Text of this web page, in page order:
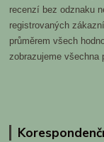
recenzí bez odznaku
registrovaných
průměrem všech
zobrazujeme všechna